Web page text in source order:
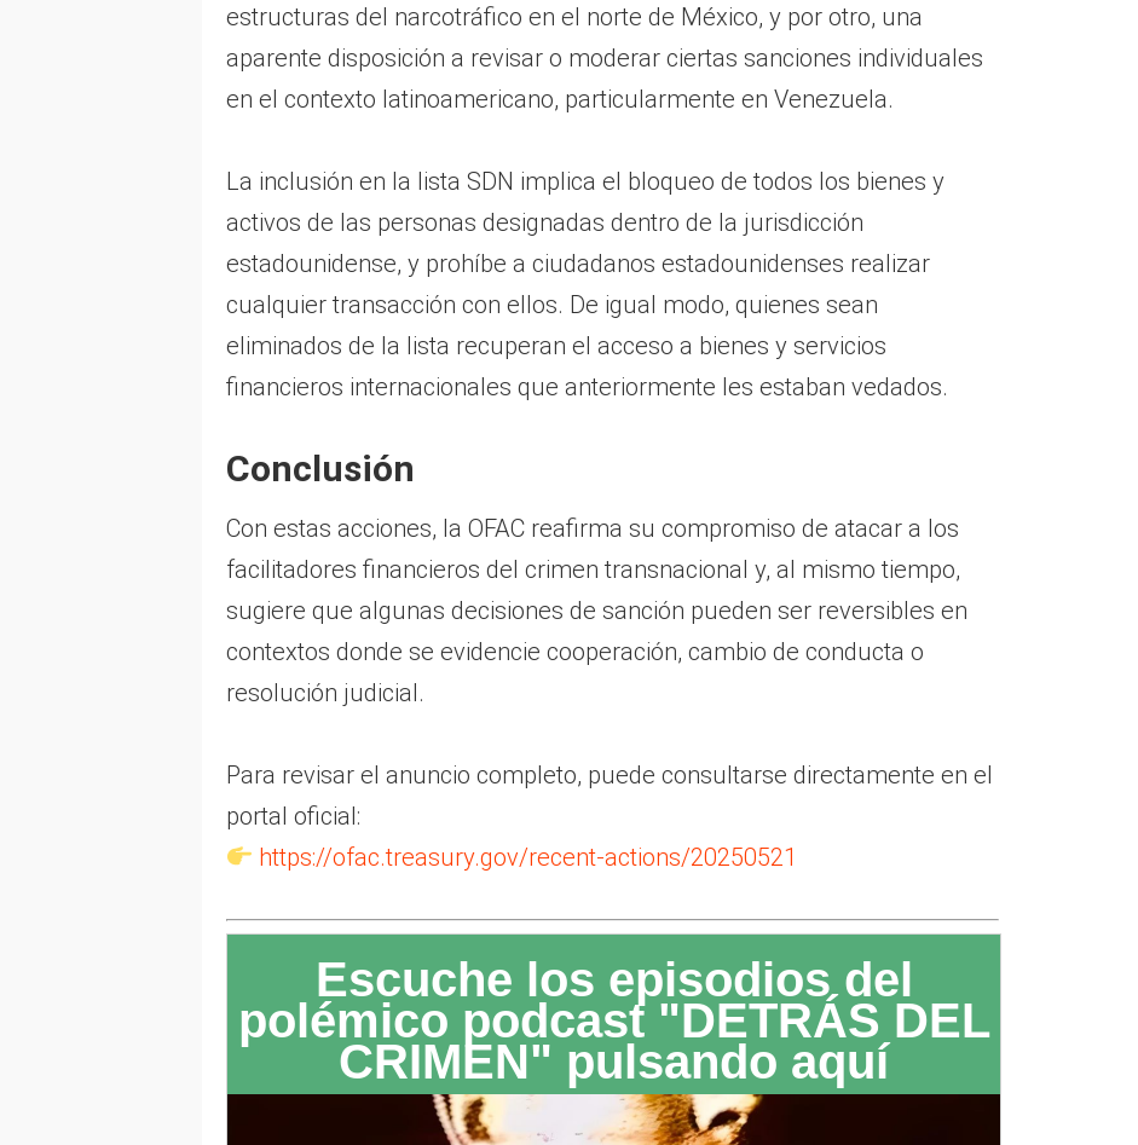
estructuras del narcotráfico en el norte de México, y por otro, una
aparente disposición a revisar o moderar ciertas sanciones individuales
en el contexto latinoamericano, particularmente en Venezuela.
La inclusión en la lista SDN implica el bloqueo de todos los bienes y
activos de las personas designadas dentro de la jurisdicción
estadounidense, y prohíbe a ciudadanos estadounidenses realizar
cualquier transacción con ellos. De igual modo, quienes sean
eliminados de la lista recuperan el acceso a bienes y servicios
financieros internacionales que anteriormente les estaban vedados.
Conclusión
Con estas acciones, la OFAC reafirma su compromiso de atacar a los
facilitadores financieros del crimen transnacional y, al mismo tiempo,
sugiere que algunas decisiones de sanción pueden ser reversibles en
contextos donde se evidencie cooperación, cambio de conducta o
resolución judicial.
Para revisar el anuncio completo, puede consultarse directamente en el
portal oficial:
https://ofac.treasury.gov/recent-actions/20250521
Escuche los episodios del
polémico podcast "DETRÁS DEL
CRIMEN" pulsando aquí